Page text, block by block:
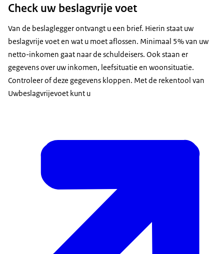
Check uw beslagvrije voet
Van de beslaglegger ontvangt u een brief. Hierin staat uw
beslagvrije voet en wat u moet aflossen. Minimaal 5% van uw
netto-inkomen gaat naar de schuldeisers. Ook staan er
gegevens over uw inkomen, leefsituatie en woonsituatie.
Controleer of deze gegevens kloppen. Met de rekentool van
Uwbeslagvrijevoet kunt u